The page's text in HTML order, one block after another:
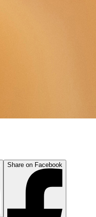
Share on Facebook